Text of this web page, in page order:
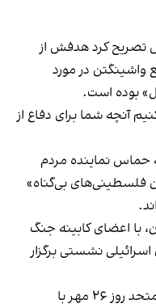
تصریح کرد هدفش از
در مورد
بوده است.
آنچه شما برای دفاع از
حماس نماینده مردم
بی‌گناه»
با اعضای کابینه جنگ
نشستی برگزار
آنتونیو گوترش، دبیر‌کل سازمان ملل متحد روز ۲۶ مهر با